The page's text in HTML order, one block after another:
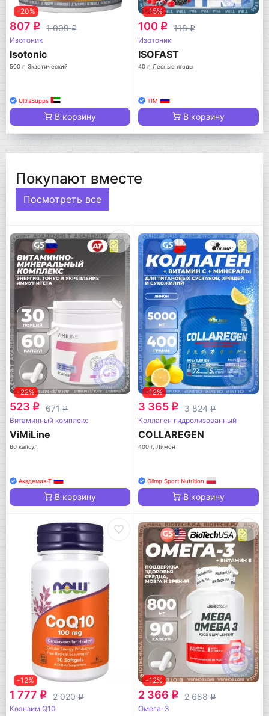
-20%
807 q 1 009q
Изотоник
Isotonic
500 г, Экзотический
UltraSupps
В корзину
-15%
100 q 118q
Изотоник
ISOFAST
40 г, Лесные ягоды
TIM
В корзину
Покупают вместе
Посмотреть все
-22%
523 q 671q
Витаминный комплекс
ViMiLine
60 капсул
Академия-Т
В корзину
-12%
3 365 q 3 824q
Коллаген гидролизованный
COLLAREGEN
400 г, Лимон
Olimp Sport Nutrition
В корзину
-12%
1 777 q 2 020q
Коэнзим Q10
-12%
2 366 q 2 688q
Омега-3